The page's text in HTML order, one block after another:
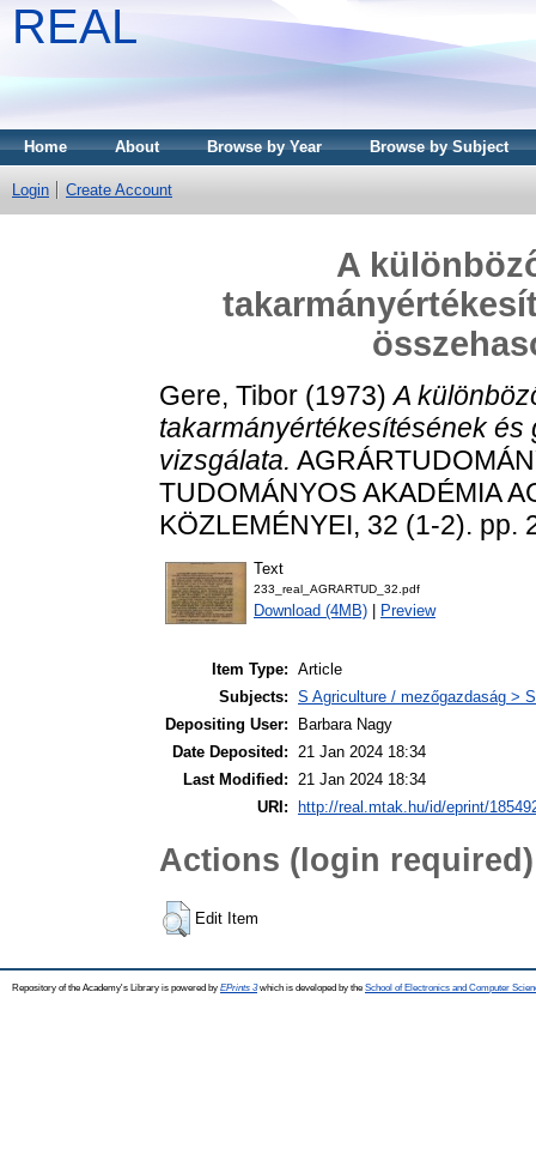
REAL
Home About Browse by Year Browse by Subject
Login Create Account
A
Gere, Tibor (1973)A
takarmányértékesítésének
vizsgálata.
TUDOMÁNYOS AKADÉMIA
KÖZLEMÉNYEI, 32 (1-2). pp.
Text
233_real_AGRARTUD_32.pdf
Download (4MB) Preview
Item Type: Article
Subjects: S Agriculture / mezőgazdaság >
Depositing User:
Barbara Nagy
Date Deposited: 21 Jan 2024 18:34
Last Modified: 21 Jan 2024 18:34
URI:
http://real.mtak.hu/id/eprint/
Actions (login required)
Edit Item
Repository of the Academy's Library is powered by EPrints 3which is developed by the School of Electronics and Computer